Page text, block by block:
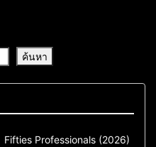
ค้นหา
Action & Adventure
Fifties Professionals (2026)